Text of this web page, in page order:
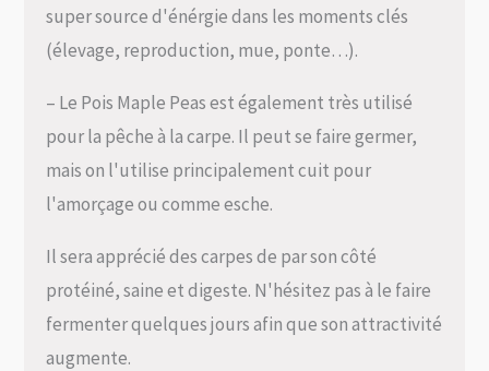
super source d'énérgie dans les moments clés
(élevage, reproduction, mue, ponte…).
– Le Pois Maple Peas est également très utilisé
pour la pêche à la carpe. Il peut se faire germer,
mais on l'utilise principalement cuit pour
l'amorçage ou comme esche.
Il sera apprécié des carpes de par son côté
protéiné, saine et digeste. N'hésitez pas à le faire
fermenter quelques jours afin que son attractivité
augmente.